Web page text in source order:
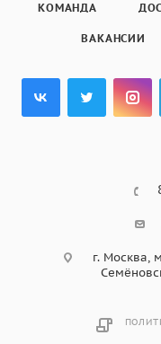
КОМАНДА
ВАКАНСИИ
г. Москва,